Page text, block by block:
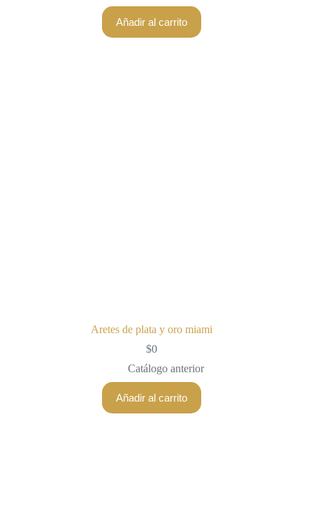
Añadir al carrito
Aretes de plata y oro miami
$0
Catálogo anterior
Añadir al carrito